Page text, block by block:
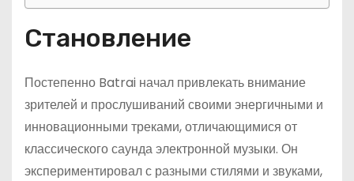
Становление
Постепенно Batrai начал привлекать внимание
зрителей и прослушиваний своими энергичными и
инновационными треками, отличающимися от
классического саунда электронной музыки. Он
экспериментировал с разными стилями и звуками,